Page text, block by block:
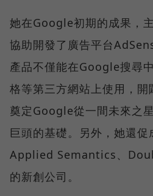
她在Google初期的成果，
協助開發了廣告平台
產品不僅能在Google搜尋
格等第三方網站上使用，開
奠定Google從一間未來之
巨頭的基礎。另外，她還
Applied Semantics、
的新創公司。